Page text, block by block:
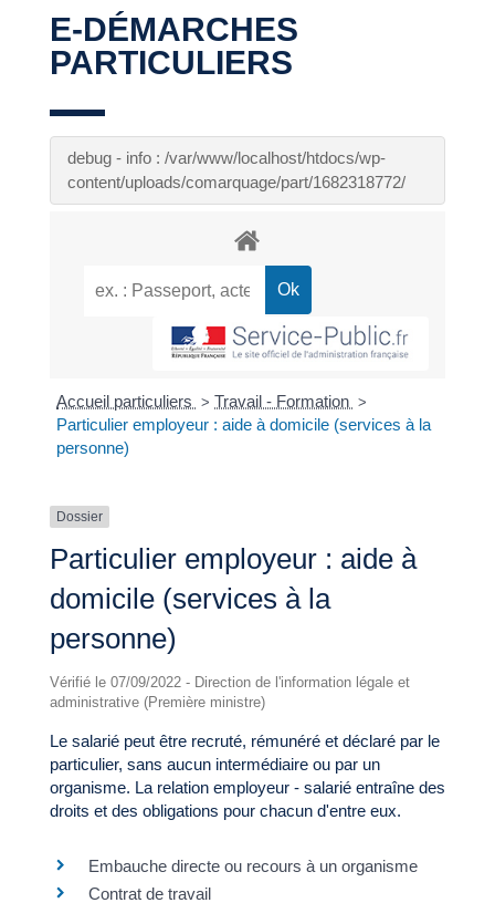
E-DÉMARCHES
PARTICULIERS
debug - info : /var/www/localhost/htdocs/wp-
content/uploads/comarquage/part/1682318772/
Accueil particuliers > Travail - Formation >
Particulier employeur : aide à domicile (services à la
personne)
Dossier
Particulier employeur : aide à
domicile (services à la
personne)
Vérifié le 07/09/2022 - Direction de l'information légale et
administrative (Première ministre)
Le salarié peut être recruté, rémunéré et déclaré par le
particulier, sans aucun intermédiaire ou par un
organisme. La relation employeur - salarié entraîne des
droits et des obligations pour chacun d'entre eux.
Embauche directe ou recours à un organisme
Contrat de travail